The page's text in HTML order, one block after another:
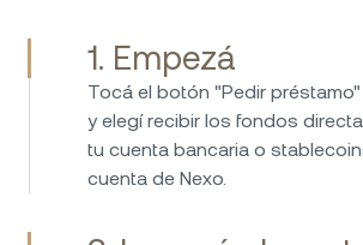
Invierto en Nexo desde 2017 y uso
plataforma desde entonces sin
problema. Pedir prestado es
fácil, y las tasas de interés de los
siempre atractivas. Nexo ofrece
1. Empezá
Tocá el botón "Pedir
y elegí recibir los fondos
tu cuenta bancaria o
cuenta de Nexo.